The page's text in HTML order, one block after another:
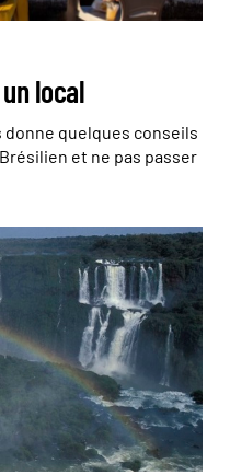
local
quelques conseils
et ne pas passer